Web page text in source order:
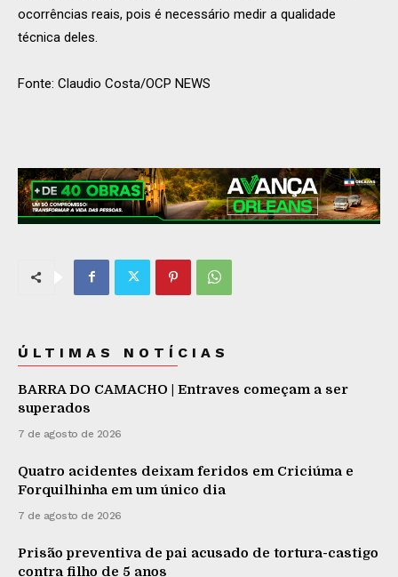
ocorrências reais, pois é necessário medir a qualidade
técnica deles.
Fonte: Claudio Costa/OCP NEWS
ÚLTIMAS NOTÍCIAS
BARRA DO CAMACHO | Entraves começam a ser
superados
7 de agosto de 2026
Quatro acidentes deixam feridos em Criciúma e
Forquilhinha em um único dia
7 de agosto de 2026
Prisão preventiva de pai acusado de tortura-castigo
contra filho de 5 anos